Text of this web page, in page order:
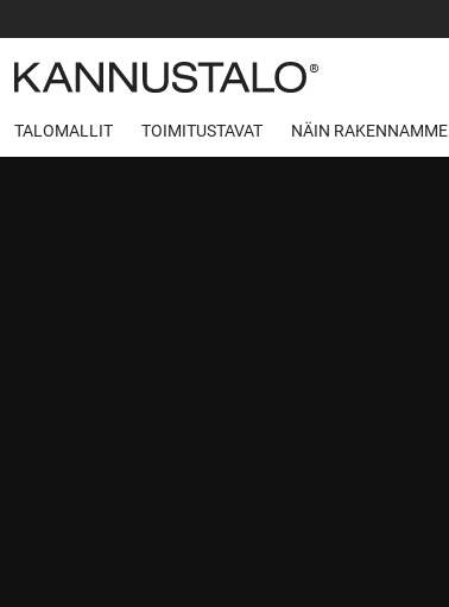
TALOMALLIT TOIMITUSTAVAT NÄIN RAKENNAMME